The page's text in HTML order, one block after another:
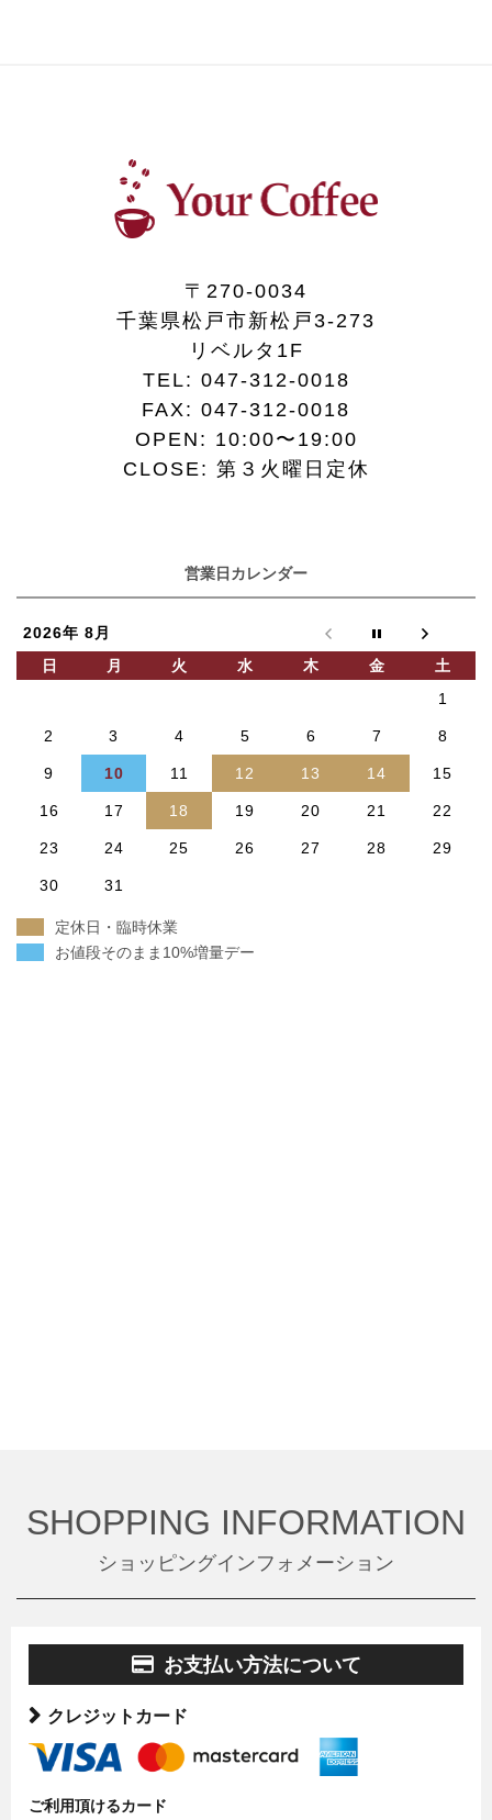
〒270-0034
千葉県松戸市新松戸3-273
リベルタ1F
TEL: 047-312-0018
FAX: 047-312-0018
OPEN: 10:00〜19:00
CLOSE: 第３火曜日定休
営業日カレンダー
2026年 8月
日
月 火 水 木 金
土
1
2 3 4 5 6 7 8
9 10 11 12 13 14 15
16 17 18 19 20 21 22
23 24 25 26 27 28 29
30 31
定休日・臨時休業
お値段そのまま10%増量デー
SHOPPING INFORMATION
ショッピングインフォメーション
お支払い方法について
クレジットカード
ご利用頂けるカード